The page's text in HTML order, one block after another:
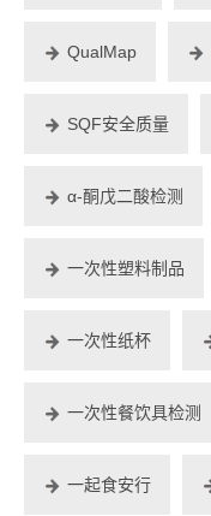
QualMap
SQF安全质量
α-酮戊二酸检测
一次性塑料制品
一次性纸杯
一次性餐饮具检测
一起食安行